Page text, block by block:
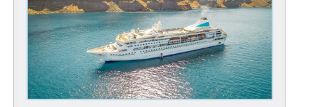
Lo mejor que ver en
Mykonos
Uno de los lugares infaltables que hay que ver